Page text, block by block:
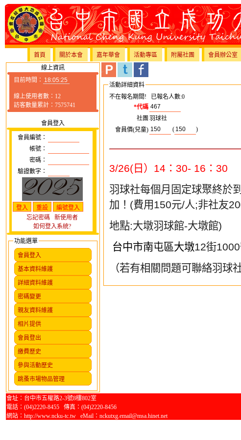
首頁 關於本會 嘉年華會 活動專區 附屬社團 會員辦公室
線上資訊
目前時間：
線上使用者數：12
訪客數量累計：7575741
會員登入
會員編號：
帳號：
密碼：
驗證數字：
忘記密碼
新使用者
如何登入系統?
功能選單
會員登入
基本資料維護
詳細資料維護
密碼變更
親友資料維護
相片提供
會員登出
繳費歷史
參與活動歷史
跳蚤市場物品管理
活動詳細資料
不在報名期間! 已報名人數:0
*代碼
社團 羽球社
會員價(兒童)
( )
3/26( 日） 14 ： 30- 16 ： 30
羽球社每個月固定球聚終於
加！ (費用150元/人;非社友
地點:大墩羽球館-大墩館)
台中市南屯區大墩12街1000
（若有相關問題可聯絡羽球
會址：台中市五權路2-3號8樓802室
電話：(04)2220-8455 傳真：(04)2220-8456
網站：http://www.ncku-tc.tw eMail：nckutxg.email@msa.hinet.net